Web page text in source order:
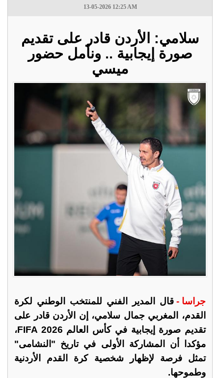
13-05-2026 12:25 AM
سلامي: الأردن قادر على تقديم
صورة إيجابية .. ونأمل حضور
ميسي
جراسا - قال المدير الفني للمنتخب الوطني لكرة
القدم، المغربي جمال سلامي، إن الأردن قادر على
تقديم صورة إيجابية في كأس العالم FIFA 2026،
مؤكدا أن المشاركة الأولى في تاريخ "النشامى"
تمثل فرصة لإظهار شخصية كرة القدم الأردنية
وطموحها.